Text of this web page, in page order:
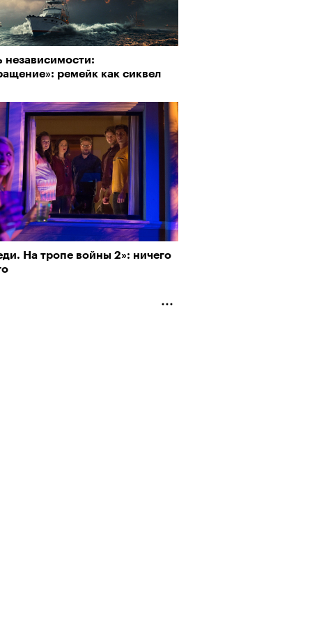
независимости:
ремейк как сиквел
На тропе войны 2»: ничего
2025: перестрелки в